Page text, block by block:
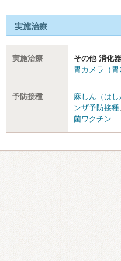
実施治療
実施治療
その他 消化
胃カメラ（胃
予防接種 麻しん（は
ンザ予防接種
菌ワクチン